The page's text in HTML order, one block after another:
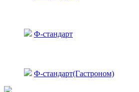
Ф-стандарт
Ф-стандарт(Гастроном)